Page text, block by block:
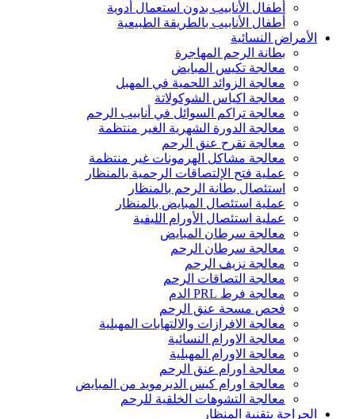
أطفال الأنابيب بدون استعمال أدوية
أطفال الأنابيب بالطريقة الطبيعية
الأمراض النسائية
بطانة الرحم المهاجرة
معالجة تكيس المبايض
معالجة الزوائد اللحمية في المهبل
معالجة اكياس الشوكولاتة
معالجة تراكم السوائل في أنابيب الرحم
معالجة الدورة الشهرية الغير منتظمة
معالجة تقرح عنق الرحم
معالجة مشاكل الهرمونات غير منتظمة
عملية فتح الإلتصاقات الرحمية بالمنظار
استئصال بطانة الرحم بالمنظار
عملية استئصال المبايض بالمنظار
عملية استئصال الأورام الليفية
معالجة سرطان المبايض
معالجة سرطان الرحم
معالجة نزيف الرحم
معالجة التصاقات الرحم
معالجة فرط PRL الدم
فحص مسحة عنق الرحم
معالجة الافرازات والالتهابات المهبلية
معالجة الاورام النسائية
معالجة الاورام المهبلية
معالجة اورام عنق الرحم
معالجة اورام كيس الديرمويد من المبايض
معالجة التشوهات الخلقية للرحم
الجراحة بتقنية المنظار